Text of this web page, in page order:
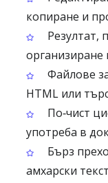
копиране и
Резултат,
Файлове
HTML или
По‑чист
употреба в
Бърз
амхарски